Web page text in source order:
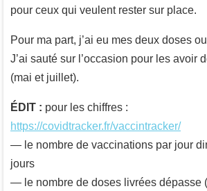
pour ceux qui veulent rester sur place.
Pour ma part, j’ai eu mes deux doses
J’ai sauté sur l’occasion pour les avoir
(mai et juillet).
ÉDIT : pour les chiffres :
https://covidtracker.fr/vaccintracker/
— le nombre de vaccinations par jour
jours
— le nombre de doses livrées dépasse